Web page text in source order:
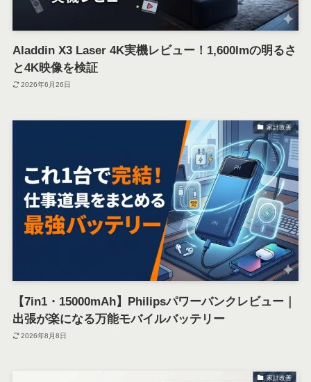
Aladdin X3 Laser 4K実機レビュー！1,600lmの明るさ
と4K映像を検証
2026年6月26日
家計改善
【7in1・15000mAh】Philipsパワーバンクレビュー｜
出張が楽になる万能モバイルバッテリー
2026年8月8日
家計改善